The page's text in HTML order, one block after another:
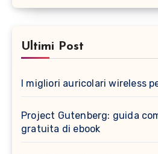
Ultimi Post
I migliori auricolari wireless
Project Gutenberg: guida
gratuita di ebook